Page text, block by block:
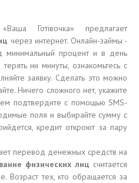
Готівочка» предлагает
через интернет. Онлайн-займы -
минимальный процент и в день
ни минуты, ознакомьтесь с
заявку. Сделать это можно
Ничего сложного нет, укажите
подтвердите с помощью SMS-
поля и выбирайте сумму с
кредит откроют за пару
перевод денежных средств на
физических лиц считается
Возраст тех, кто обращается за